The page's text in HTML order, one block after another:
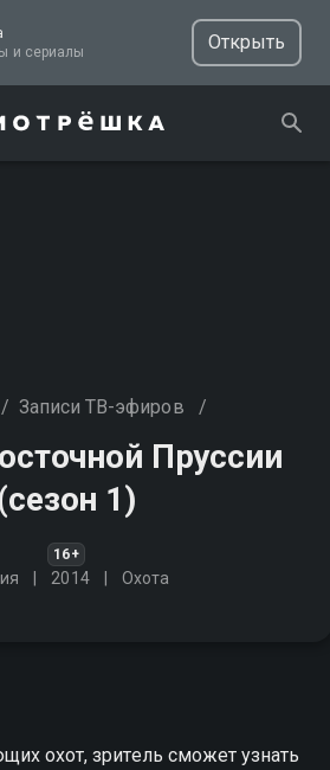
ТВ, фильмы и сериалы
Открыть
/ Записи ТВ-эфиров /
Пруссии
(сезон 1)
16+
2014 Охота
охот, зритель сможет узнать